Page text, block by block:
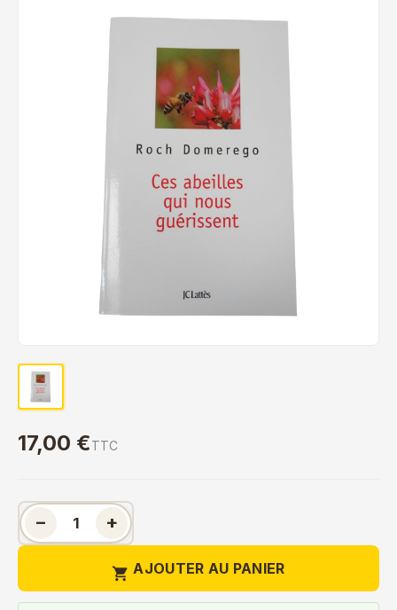
17,00 €TTC
− +
 AJOUTER AU PANIER